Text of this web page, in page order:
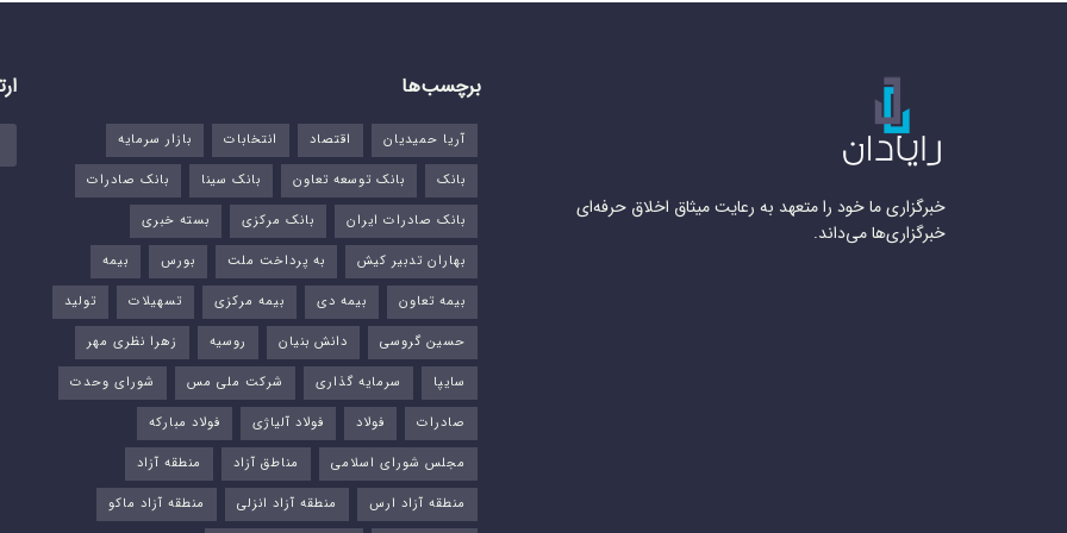
خبرگزاری ما خود را متعهد به رعایت میثاق اخلاق حرفه‌ای
خبرگزاری‌ها می‌داند.
برچسب‌ها
آریا حمیدیان اقتصاد انتخابات
بازار سرمایه
بانک
بانک توسعه تعاون بانک سینا
بانک صادرات
بانک صادرات ایران
بانک مرکزی
بسته خبری
بهاران تدبیر کیش
به پرداخت ملت بورس‌
بیمه
بیمه تعاون
بیمه دی بیمه مرکزی تسهیلات
تولید
حسین گروسی
دانش بنیان روسیه
زهرا نظری مهر
سایپا
سرمایه گذاری شرکت ملی مس
شورای وحدت
صادرات
فولاد فولاد آلیاژی
فولاد مبارکه
مجلس شورای اسلامی
مناطق آزاد
منطقه آزاد
منطقه آزاد ارس
منطقه آزاد انزلی منطقه آزاد ماکو